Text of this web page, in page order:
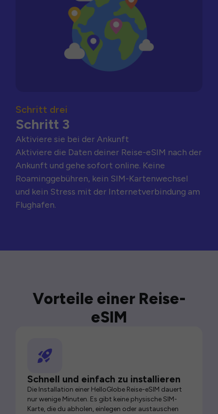
Schritt drei
Schritt 3
Aktiviere sie bei der Ankunft
Aktiviere die Daten deiner Reise-eSIM nach der
Ankunft und gehe sofort online. Keine
Roaminggebühren, kein SIM-Kartenwechsel
und kein Stress mit der Internetverbindung am
Flughafen.
Vorteile einer Reise-
eSIM
Schnell und einfach zu installieren
Die Installation einer HelloGlobe Reise-eSIM dauert
nur wenige Minuten. Es gibt keine physische SIM-
Karte, die du abholen, einlegen oder austauschen